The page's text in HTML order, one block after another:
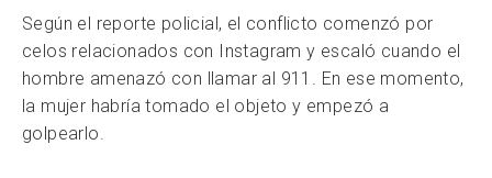
Según el reporte policial, el conflicto comenzó por
celos relacionados con Instagram y escaló cuando el
hombre amenazó con llamar al 911. En ese momento,
la mujer habría tomado el objeto y empezó a
golpearlo.